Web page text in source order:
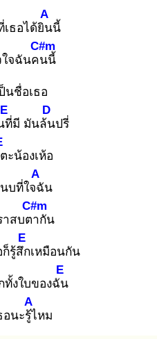
เธอได้ยิน
A
นี้
ใจฉันคน
C#m
นี้
นชื่อเธอ
ที่
E
มี มันล้น
D
ปรี่
ะน้องเห้อ
บที่ใจฉั
A
น
าสบตา
C#m
กัน
ก็รู้สึก
E
เหมือนกัน
ทั้งใบของฉัน
E
นะรู้ไ
A
หม